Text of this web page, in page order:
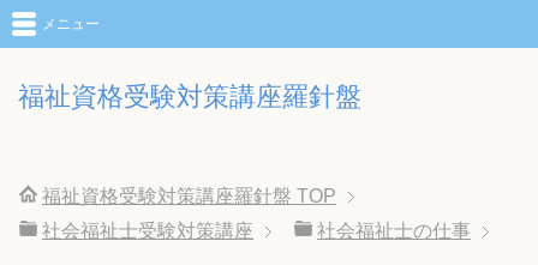
福祉資格受験対策講座羅針盤
メニュー
福祉資格受験対策講座羅針盤 TOP
社会福祉士受験対策講座
社会福祉士の仕事